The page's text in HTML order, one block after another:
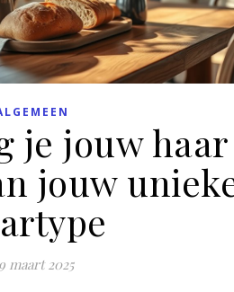
je jouw haar
jouw
maart 2025